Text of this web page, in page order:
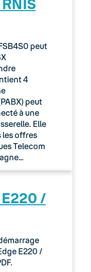
peut
4
peut
à une
Elle
les offres
Telecom
E220 /
E220 /